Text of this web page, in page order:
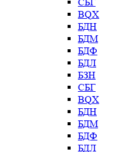
BQX
БДН
БДМ
БДФ
БДЛ
БЗН
СБГ
BQX
БДН
БДМ
БДФ
БДЛ